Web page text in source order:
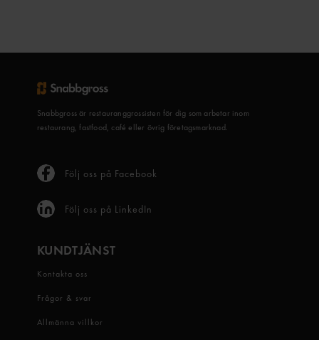
Snabbgross är restauranggrossisten för dig som arbetar inom
restaurang, fastfood, café eller övrig företagsmarknad.
Följ oss på Facebook
Följ oss på LinkedIn
KUNDTJÄNST
Kontakta oss
Frågor & svar
Allmänna villkor